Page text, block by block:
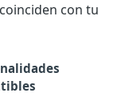
con tu